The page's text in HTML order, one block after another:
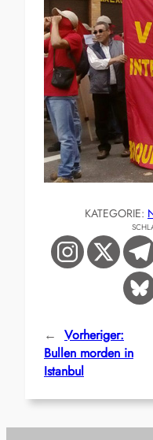
KATEGORIE:
← Vorheriger:
Bullen morden in
Istanbul